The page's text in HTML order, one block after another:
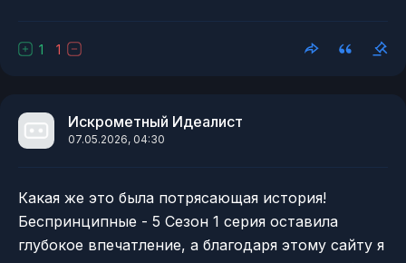
1 1
Искрометный Идеалист
07.05.2026, 04:30
Какая же это была потрясающая история!
Беспринципные - 5 Сезон 1 серия оставила
глубокое впечатление, а благодаря этому сайту я